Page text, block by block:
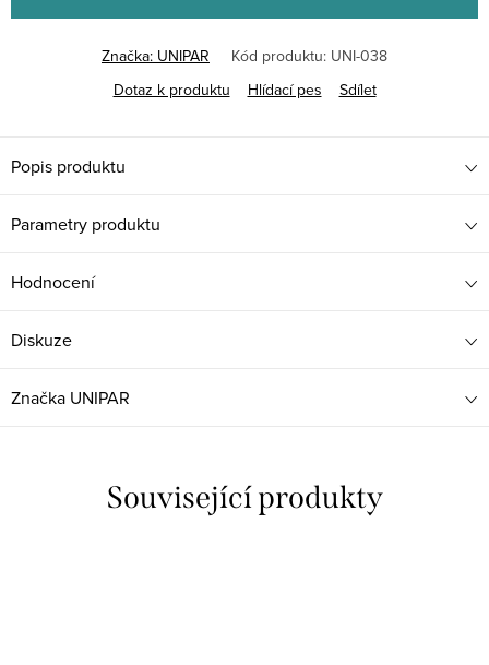
Značka: UNIPAR Kód produktu: UNI-038
Dotaz k produktu
Hlídací pes Sdílet
Popis produktu
Parametry produktu
Hodnocení
Diskuze
Značka UNIPAR
Související produkty